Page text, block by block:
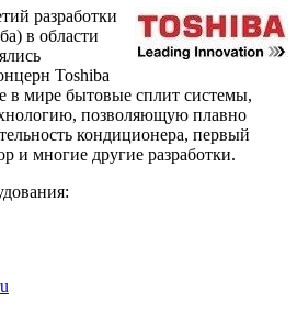
разработки
в области
Toshiba
в мире бытовые сплит системы,
позволяющую плавно
кондиционера, первый
и многие другие разработки.